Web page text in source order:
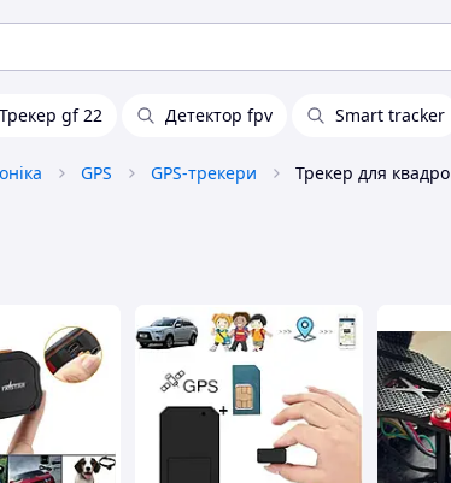
Трекер gf 22 Детектор fpv Smart tracker
GPS GPS-трекери Трекер для